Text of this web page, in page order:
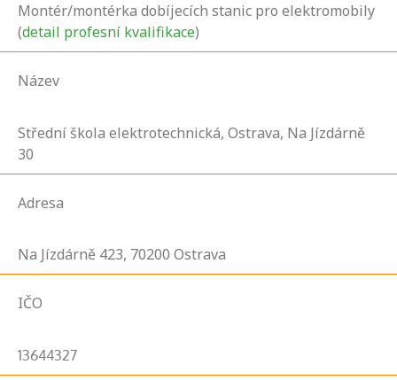
Montér/montérka dobíjecích stanic pro elektromobily
(detail profesní kvalifikace)
Název
Střední škola elektrotechnická, Ostrava, Na Jízdárně
30
Adresa
Na Jízdárně 423, 70200 Ostrava
IČO
13644327